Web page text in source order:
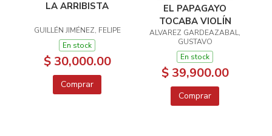
LA ARRIBISTA
GUILLÉN JIMÉNEZ, FELIPE
En stock
$ 30,000.00
Comprar
EL PAPAGAYO
TOCABA VIOLÍN
ALVAREZ GARDEAZABAL,
GUSTAVO
En stock
$ 39,900.00
Comprar